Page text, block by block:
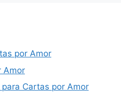
por Amor
Amor
Cartas por Amor